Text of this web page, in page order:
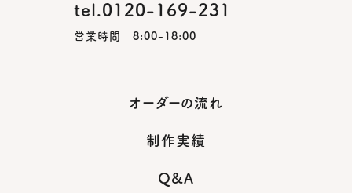
tel.0120-169-231
営業時間 8:00-18:00
オーダーの流れ
制作実績
Q&A